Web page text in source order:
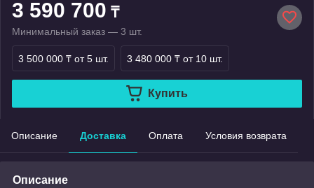
3 590 700 ₸
Минимальный заказ — 3 шт.
3 500 000 ₸ от 5 шт. 3 480 000 ₸ от 10 шт.
Купить
Описание Доставка Оплата Условия возврата
Описание